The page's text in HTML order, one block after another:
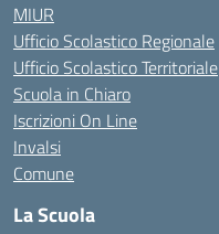
MIUR
Ufficio Scolastico Regionale
Ufficio Scolastico Territoriale
Scuola in Chiaro
Iscrizioni On Line
Invalsi
Comune
La Scuola